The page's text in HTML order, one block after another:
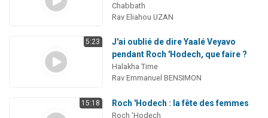
Chabbath
Rav Eliahou UZAN
5:23
J'ai oublié de dire Yaalé Veyavo
pendant Roch 'Hodech, que faire ?
Halakha Time
Rav Emmanuel BENSIMON
15:18 Roch 'Hodech : la fête des femmes
Roch 'Hodech